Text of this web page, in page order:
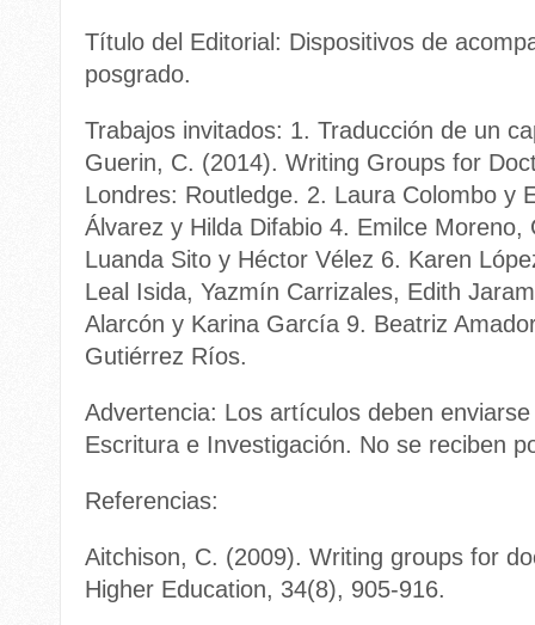
Título del Editorial: Dispositivos de
posgrado.
Trabajos invitados: 1. Traducción de un
Guerin, C. (2014). Writing Groups for
Londres: Routledge. 2. Laura Colombo y
Álvarez y Hilda Difabio 4. Emilce
Luanda Sito y Héctor Vélez 6. Karen
Leal Isida, Yazmín Carrizales, Edith
Alarcón y Karina García 9. Beatriz
Gutiérrez Ríos.
Advertencia: Los artículos deben
Escritura e Investigación. No se reciben
Referencias:
Aitchison, C. (2009). Writing groups for
Higher Education, 34(8), 905-916.